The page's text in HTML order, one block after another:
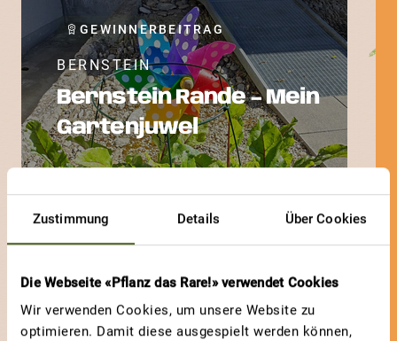
Zustimmung Details Über Cookies
Die Webseite «Pflanz das Rare!» verwendet Cookies
Wir verwenden Cookies, um unsere Website zu
optimieren. Damit diese ausgespielt werden können,
GEWINNERBEITRAG
BERNSTEIN
Bernstein Rande – Mein
Gartenjuwel